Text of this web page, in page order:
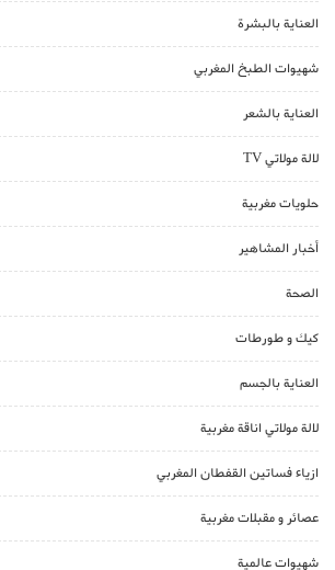
العناية بالبشرة
شهيوات الطبخ المغربي
العناية بالشعر
لالة مولاتي TV
حلويات مغربية
أخبار المشاهير
الصحة
كيك و طورطات
العناية بالجسم
لالة مولاتي اناقة مغربية
ازياء فساتين القفطان المغربي
عصائر و مقبلات مغربية
شهيوات عالمية